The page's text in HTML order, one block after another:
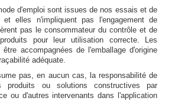
d'emploi sont issues de nos essais et de
et elles n'impliquent pas l'engagement de
pas le consommateur du contrôle et de
pour leur utilisation correcte. Les
accompagnées de l'emballage d'origine
adéquate.
pas, en aucun cas, la responsabilité de
produits ou solutions constructives par
ou d'autres intervenants dans l'application